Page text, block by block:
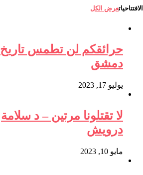
الافتتاحياتعرض الكل
حرائقكم لن تطمس تاريخ
دمشق
يوليو 17, 2023
لا تقتلونا مرتين – د سلامة
درويش
مايو 10, 2023